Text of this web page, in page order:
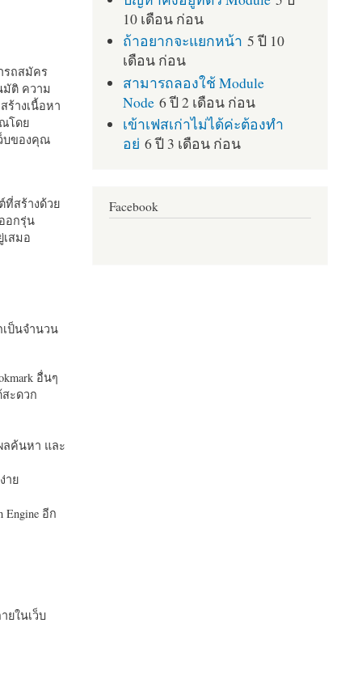
รถสมัคร
มัติ ความ
ร้างเนื้อหา
ณโดย
บของคุณ
ที่สร้างด้วย
อกรุ่น
สมอ
ป็นจำนวน
อื่นๆ
สะดวก
ลค้นหา และ
าย
อีก
ยในเว็บ
10 เดือน ก่อน
ถ้าอยากจะแยกหน้า 5 ปี 10
เดือน ก่อน
สามารถลองใช้ Module
Node 6 ปี 2 เดือน ก่อน
เข้าเฟสเก่าไม่ได้ค่ะต้องทำ
อย่ 6 ปี 3 เดือน ก่อน
Facebook